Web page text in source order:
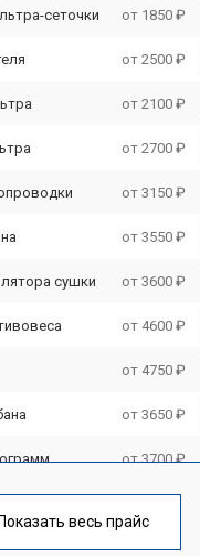
сеточки от 1850 ₽
от 2500 ₽
от 2100 ₽
от 2700 ₽
от 3150 ₽
от 3550 ₽
сушки от 3600 ₽
от 4600 ₽
от 4750 ₽
от 3650 ₽
от 3700 ₽
от 2800 ₽
Показать весь прайс